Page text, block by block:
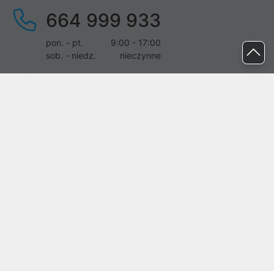
664 999 933
pon. - pt.
9:00 - 17:00
sob. - niedz.
nieczynne